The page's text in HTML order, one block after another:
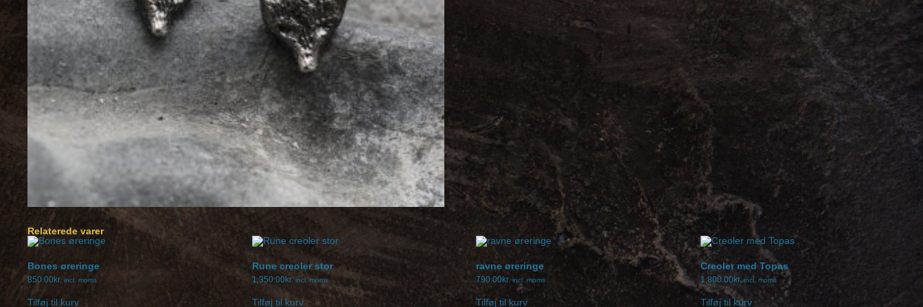
Relaterede varer
Bones øreringe
850.00kr. incl. moms
Tilføj til kurv
Rune creoler stor
1,350.00kr. incl. moms
Tilføj til kurv
ravne øreringe
790.00kr. incl. moms
Tilføj til kurv
Creoler med Topas
1,800.00kr. incl. moms
Tilføj til kurv